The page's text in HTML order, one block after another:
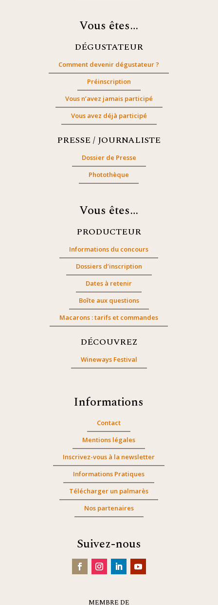
Vous êtes…
DÉGUSTATEUR
Comment devenir dégustateur ?
Préinscription
Vous n’avez jamais participé
Vous avez déjà participé
PRESSE / JOURNALISTE
Dossier de Presse
Photothèque
Vous êtes…
PRODUCTEUR
Informations du concours
Dossiers d’inscription
Dates à retenir
Boîte aux questions
Macarons : tarifs et commandes
DÉCOUVREZ
Wineways Festival
Informations
Contact
Mentions légales
Inscrivez-vous à la newsletter
Informations Pratiques
Télécharger un palmarès
Nos partenaires
Suivez-nous
MEMBRE DE